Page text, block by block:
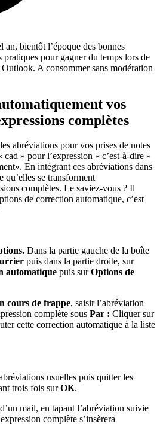
bientôt l’époque des bonnes
pour gagner du temps lors de
A consommer sans modération
vos
complètes
abréviations pour vos prises de notes
» pour l’expression « c’est-à-dire »
En intégrant ces abréviations dans
qu’elles se transforment
complètes. Le saviez-vous ? Il
de correction automatique, c’est
Dans la partie gauche de la boîte
puis dans la partie droite, sur
automatique puis surOptions de
cours de frappe, saisir l’abréviation
complète sous Par : Cliquer sur
cette correction automatique à la liste
usuelles puis quitter les
trois fois surOK.
mail, en tapant l’abréviation suivie
complète s’insèrera